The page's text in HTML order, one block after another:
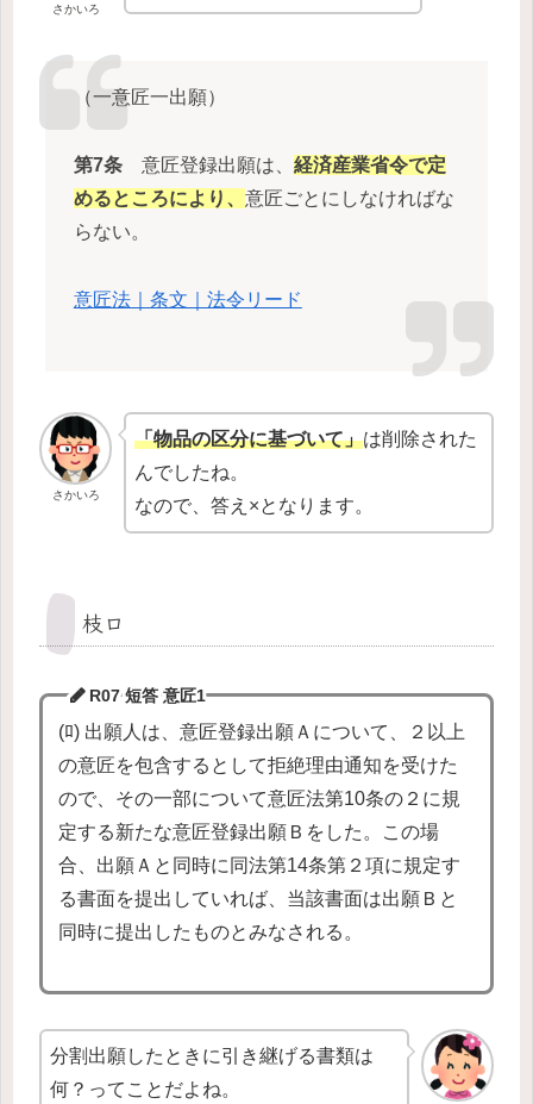
さかいろ
（一意匠一出願）
第7条意匠登録出願は、 経済産業省令で定
めるところにより、 意匠ごとにしなければな
らない。
意匠法｜条文｜法令リード
さかいろ
「物品の区分に基づいて」は削除された
んでしたね。
なので、答え×となります。
枝ロ
R07 短答 意匠1
(ﾛ) 出願人は、意匠登録出願Ａについて、２以上
の意匠を包含するとして拒絶理由通知を受けた
ので、その一部について意匠法第10条の２に規
定する新たな意匠登録出願Ｂをした。この場
合、出願Ａと同時に同法第14条第２項に規定す
る書面を提出していれば、当該書面は出願Ｂと
同時に提出したものとみなされる。
分割出願したときに引き継げる書類は
何？ってことだよね。